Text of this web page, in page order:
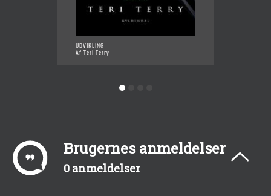
UDVIKLING
Af Teri Terry
Brugernes anmeldelser
0 anmeldelser